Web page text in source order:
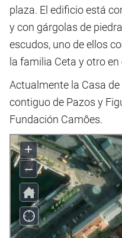
plaza. El edificio está
y con gárgolas de
escudos, uno de ellos
la familia Ceta y otro
Actualmente la Casa
contiguo de Pazos y
Fundación Camôes.